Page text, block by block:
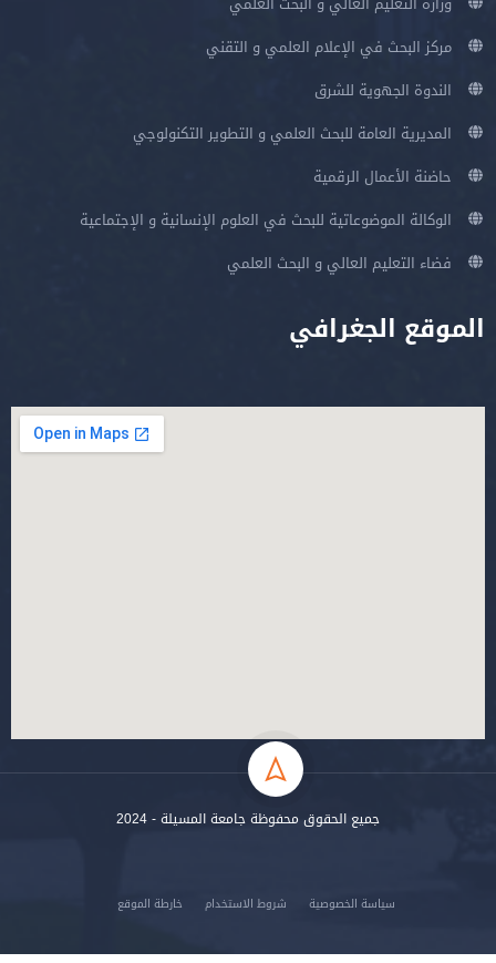
مركز البحث في الإعلام العلمي و التقني
الندوة الجهوية للشرق
المديرية العامة للبحث العلمي و التطوير التكنولوجي
حاضنة الأعمال الرقمية
الوكالة الموضوعاتية للبحث في العلوم الإنسانية و الإجتماعية
فضاء التعليم العالي و البحث العلمي
الموقع الجغرافي
جميع الحقوق محفوظة جامعة المسيلة - 2024
سياسة الخصوصية شروط الاستخدام خارطة الموقع